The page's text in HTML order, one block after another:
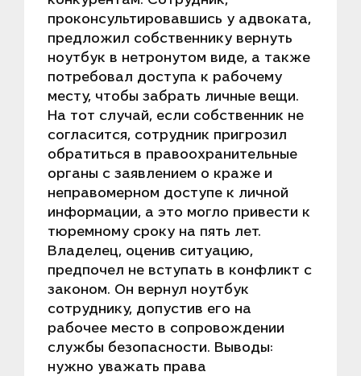
проконсультировавшись у адвоката,
предложил собственнику вернуть
ноутбук в нетронутом виде, а также
потребовал доступа к рабочему
месту, чтобы забрать личные вещи.
На тот случай, если собственник не
согласится, сотрудник пригрозил
обратиться в правоохранительные
органы с заявлением о краже и
неправомерном доступе к личной
информации, а это могло привести к
тюремному сроку на пять лет.
Владелец, оценив ситуацию,
предпочел не вступать в конфликт с
законом. Он вернул ноутбук
сотруднику, допустив его на
рабочее место в сопровождении
службы безопасности. Выводы:
нужно уважать права